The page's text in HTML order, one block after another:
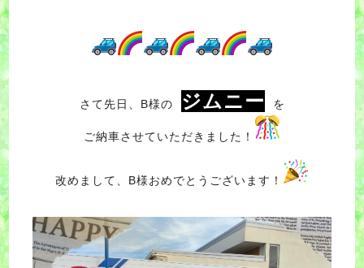
さて先日、B様の ジムニー を
ご納車させていただきました！
改めまして、B様おめでとうございます！